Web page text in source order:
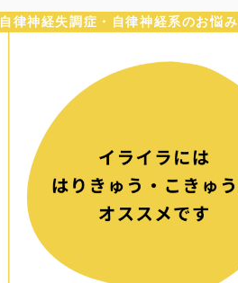
自律神経失調症・自律神経系のお悩み